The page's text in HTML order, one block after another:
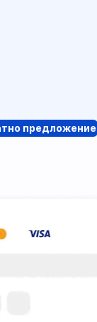
предложение